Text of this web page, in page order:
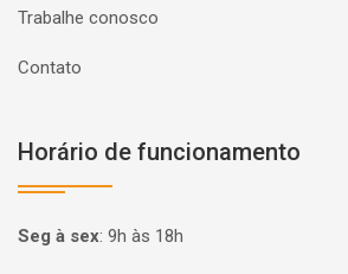
Trabalhe conosco
Contato
Horário de funcionamento
Seg à sex: 9h às 18h